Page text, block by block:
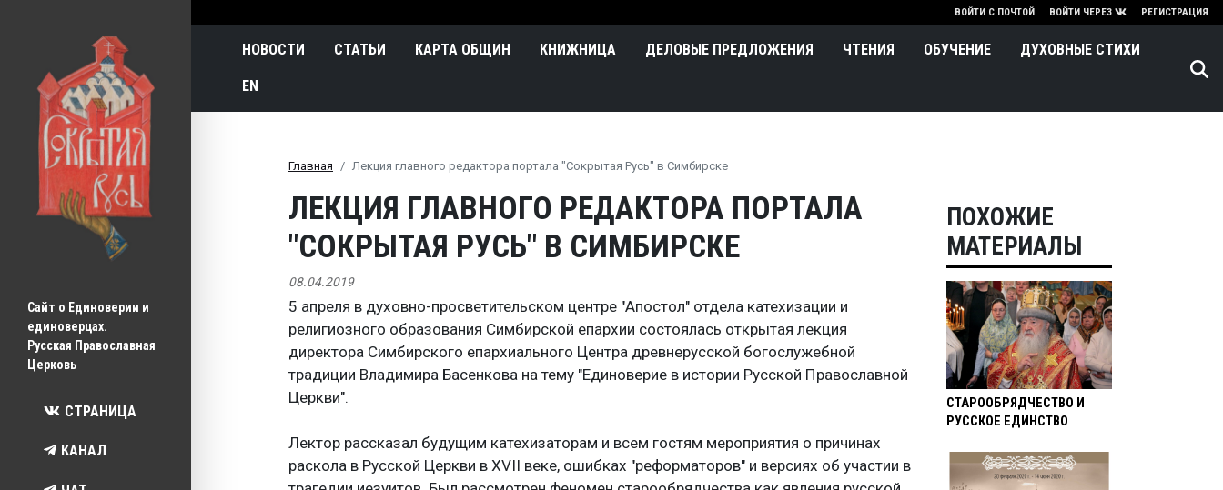
Сайт о Единоверии и
единоверцах.
Русская Православная
Церковь
СТРАНИЦА
КАНАЛ
ВОЙТИ С ПОЧТОЙ ВОЙТИ ЧЕРЕЗ РЕГИСТРАЦИЯ
Main navigation
НОВОСТИ СТАТЬИ КАРТА ОБЩИН КНИЖНИЦА ДЕЛОВЫЕ ПРЕДЛОЖЕНИЯ ЧТЕНИЯ ОБУЧЕНИЕ ДУХОВНЫЕ СТИХИ
EN
Главная Лекция главного редактора портала "Сокрытая Русь" в Симбирске
ЛЕКЦИЯ ГЛАВНОГО РЕДАКТОРА ПОРТАЛА
"СОКРЫТАЯ РУСЬ" В СИМБИРСКЕ
08.04.2019
5 апреля в духовно-просветительском центре "Апостол" отдела катехизации и
религиозного образования Симбирской епархии состоялась открытая лекция
директора Симбирского епархиального Центра древнерусской богослужебной
традиции Владимира Басенкова на тему "Единоверие в истории Русской Православной
Церкви".
Лектор рассказал будущим катехизаторам и всем гостям мероприятия о причинах
раскола в Русской Церкви в XVII веке, ошибках "реформаторов" и версиях об участии в
ПОХОЖИЕ
МАТЕРИАЛЫ
СТАРООБРЯДЧЕСТВО И
РУССКОЕ ЕДИНСТВО